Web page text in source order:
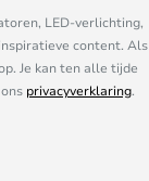
LED-verlichting,
content. Als
Je kan ten alle tijde
privacyverklaring.